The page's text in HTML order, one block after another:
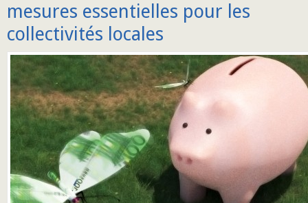
mesures essentielles pour les
collectivités locales